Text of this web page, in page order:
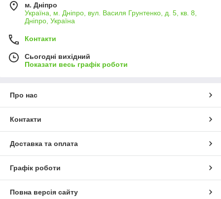
м. Дніпро
Україна, м. Дніпро, вул. Василя Грунтенко, д. 5, кв. 8,
Дніпро, Україна
Контакти
Сьогодні вихідний
Показати весь графік роботи
Про нас
Контакти
Доставка та оплата
Графік роботи
Повна версія сайту